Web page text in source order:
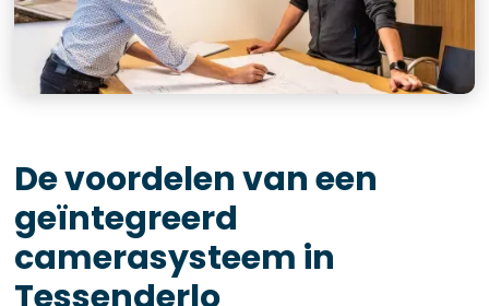
De voordelen van een
geïntegreerd
camerasysteem in